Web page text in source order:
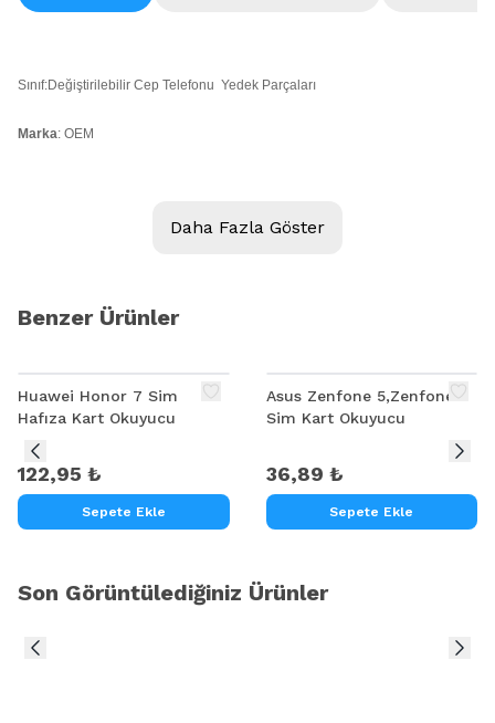
Sınıf:Değiştirilebilir Cep Telefonu Yedek Parçaları
Marka: OEM
LG E980 HUAWEİ HONOR 3C Y6,G620 SİM OKUYUCU
Daha Fazla Göster
Benzer Ürünler
Huawei Honor 7 Sim
Hafıza Kart Okuyucu
122,95 ₺
Sepete Ekle
Asus Zenfone 5,Zenfone 6
Sim Kart Okuyucu
36,89 ₺
Sepete Ekle
Son Görüntülediğiniz Ürünler